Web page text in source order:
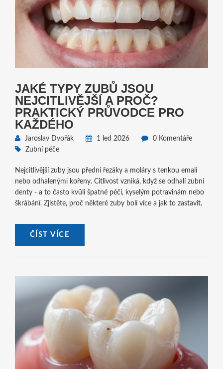
JAKÉ TYPY ZUBŮ JSOU
NEJCITLIVĚJŠÍ A PROČ?
PRAKTICKÝ PRŮVODCE PRO
KAŽDÉHO
Jaroslav Dvořák 1 led 2026
0 Komentáře
Zubní péče
Nejcitlivější zuby jsou přední řezáky a moláry s tenkou emalí
nebo odhalenými kořeny. Citlivost vzniká, když se odhalí zubní
denty - a to často kvůli špatné péči, kyselým potravinám nebo
škrábání. Zjistěte, proč některé zuby bolí více a jak to zastavit.
ČÍST VÍCE